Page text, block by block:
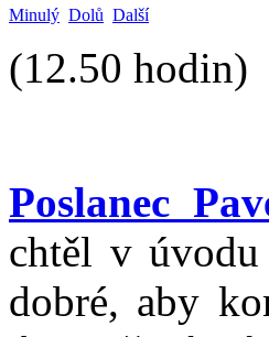
Minulý Dolů Další
(12.50 hodin)
Poslanec
chtěl v
dobré, aby